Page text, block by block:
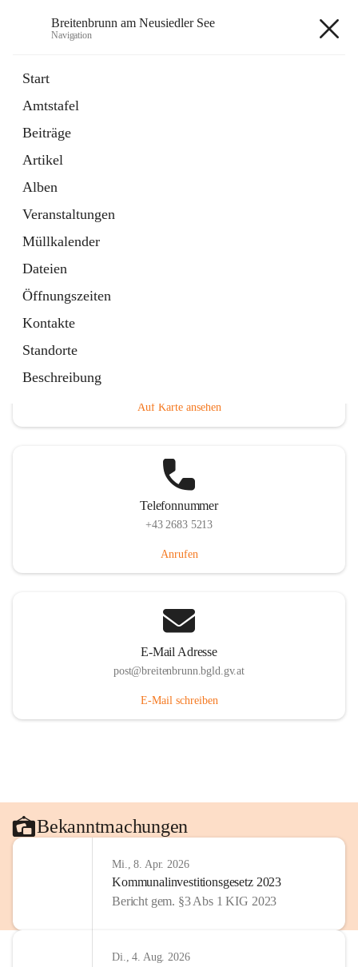
Breitenbrunn am Neusiedler See
Navigation
Start
Amtstafel
Beiträge
Artikel
Alben
Veranstaltungen
Müllkalender
Dateien
Öffnungszeiten
Kontakte
Standorte
Beschreibung
18 Schnellzugriffe
Gemeindeservice
Auf Karte ansehen
Telefonnummer
+43 2683 5213
Anrufen
E-Mail Adresse
post@breitenbrunn.bgld.gv.at
E-Mail schreiben
Bekanntmachungen
Mi., 8. Apr. 2026
Kommunalinvestitionsgesetz 2023
Bericht gem. §3 Abs 1 KIG 2023
Di., 4. Aug. 2026